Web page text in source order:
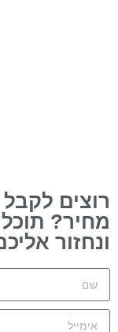
רוצים
מחיר?
ונחזור